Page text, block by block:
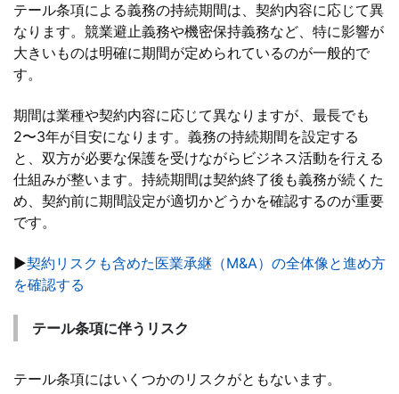
テール条項による義務の持続期間は、契約内容に応じて異
なります。競業避止義務や機密保持義務など、特に影響が
大きいものは明確に期間が定められているのが一般的で
す。
期間は業種や契約内容に応じて異なりますが、最長でも
2〜3年が目安になります。義務の持続期間を設定する
と、双方が必要な保護を受けながらビジネス活動を行える
仕組みが整います。持続期間は契約終了後も義務が続くた
め、契約前に期間設定が適切かどうかを確認するのが重要
です。
▶契約リスクも含めた医業承継（M&A）の全体像と進め方
を確認する
テール条項に伴うリスク
テール条項にはいくつかのリスクがともないます。